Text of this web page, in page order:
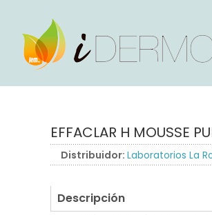
EFFACLAR H MOUSSE
Distribuidor: Laboratorios La
Descripción